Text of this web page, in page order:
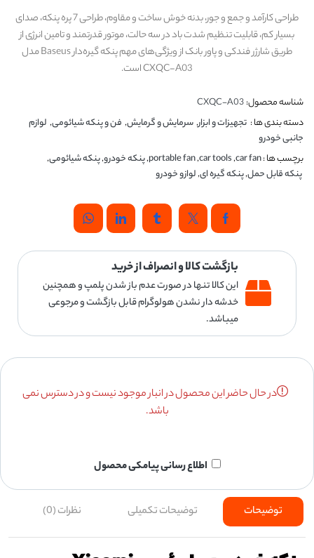
طراحی کارآمد و جمع و جور، بدنه خوش ساخت و مقاوم، طراحی 7 پره پنکه، صدای
بسیار کم، قابلیت تنظیم شدت باد در سه حالت، موتور قدرتمند و تامین انرژی از
طریق شارژر فندکی و پاور بانک از ویژگی‌های مهم پنکه گیره‌دار Baseus مدل
CXQC-A03 است.
شناسه محصول:CXQC-A03
دسته بندی ها : تجهیزات و ابزار,سرمایش و گرمایش, فن و پنکه شیائومی, لوازم
جانبی خودرو
برچسب ها :car fan
,
car tools
,
portable fan
,پنکه خودرو,پنکه شیائومی,
پنکه قابل حمل,پنکه گیره ای,لوازو خودرو
بازگشت کالا و انصراف از خرید
این کالا تنها در صورت عدم باز شدن پلمپ و همچنین
خدشه دار نشدن هولوگرام قابل بازگشت و مرجوعی
میباشد.
در حال حاضر این محصول در انبار موجود نیست و در دسترس نمی
باشد.
اطلاع رسانی پیامکی محصول
توضیحات توضیحات تکمیلی نظرات (0)